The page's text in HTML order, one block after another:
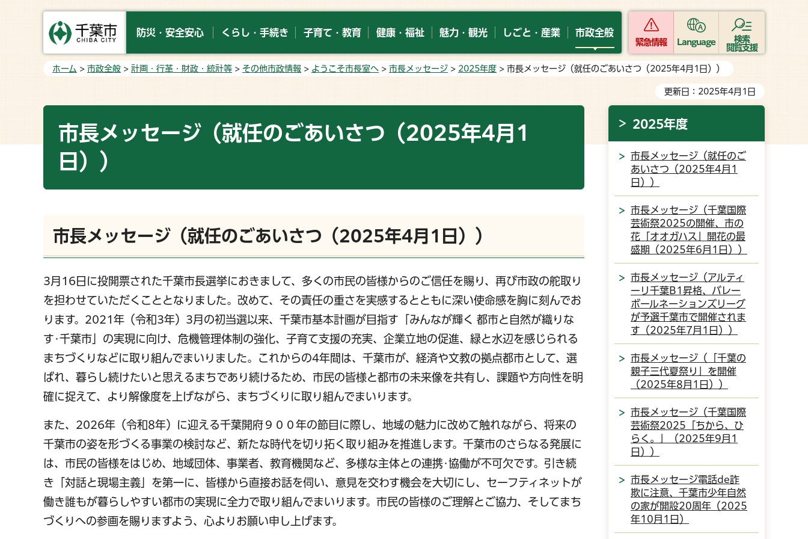
防災・安全安心 くらし・手続き 子育て・教育 健康・福祉 魅力・観光 しごと・産業 市政全般
緊急情報 Language
検索
閲覧支援
ホーム > 市政全般 > 計画・行革・財政・統計等 > その他市政情報 > ようこそ市長室へ > 市長メッセージ > 2025年度 > 市長メッセージ（就任のごあいさつ（2025年4月1日））
更新日：2025年4月1日
市長メッセージ（就任のごあいさつ（2025年4月1
日））
市長メッセージ（就任のごあいさつ（2025年4月1日））
3月16日に投開票された千葉市長選挙におきまして、多くの市民の皆様からのご信任を賜り、再び市政の舵取り
を担わせていただくこととなりました。改めて、その責任の重さを実感するとともに深い使命感を胸に刻んでお
ります。2021年（令和3年）3月の初当選以来、千葉市基本計画が目指す「みんなが輝く 都市と自然が織りな
す･千葉市」の実現に向け、危機管理体制の強化、子育て支援の充実、企業立地の促進、緑と水辺を感じられる
まちづくりなどに取り組んでまいりました。これからの4年間は、千葉市が、経済や文教の拠点都市として、選
ばれ、暮らし続けたいと思えるまちであり続けるため、市民の皆様と都市の未来像を共有し、課題や方向性を明
確に捉えて、より解像度を上げながら、まちづくりに取り組んでまいります。
また、2026年（令和8年）に迎える千葉開府９００年の節目に際し、地域の魅力に改めて触れながら、将来の
千葉市の姿を形づくる事業の検討など、新たな時代を切り拓く取り組みを推進します。千葉市のさらなる発展に
は、市民の皆様をはじめ、地域団体、事業者、教育機関など、多様な主体との連携･協働が不可欠です。引き続
き「対話と現場主義」を第一に、皆様から直接お話を伺い、意見を交わす機会を大切にし、セーフティネットが
働き誰もが暮らしやすい都市の実現に全力で取り組んでまいります。市民の皆様のご理解とご協力、そしてまち
づくりへの参画を賜りますよう、心よりお願い申し上げます。
2025年度
市長メッセージ（就任のご
あいさつ（2025年4月1
日））
市長メッセージ（千葉国際
芸術祭2025の開催、市の
花「オオガハス」開花の最
盛期（2025年6月1日））
市長メッセージ（アルティ
ーリ千葉B1昇格、バレー
ボールネーションズリーグ
が予選千葉市で開催されま
す（2025年7月1日））
市長メッセージ（「千葉の
親子三代夏祭り」を開催
（2025年8月1日））
市長メッセージ（千葉国際
芸術祭2025「ちから、ひ
らく。」（2025年9月1
日））
市長メッセージ電話de詐
欺に注意、千葉市少年自然
の家が開設20周年（2025
年10月1日）